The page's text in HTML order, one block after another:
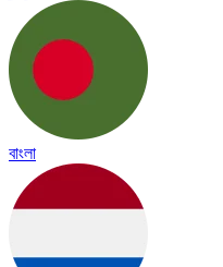
বাংলা